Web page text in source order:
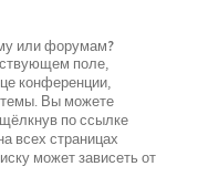
или форумам?
поле,
конференции,
Вы можете
по ссылке
всех страницах
может зависеть от